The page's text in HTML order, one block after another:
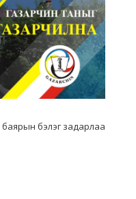
баярын бэлэг задарлаа